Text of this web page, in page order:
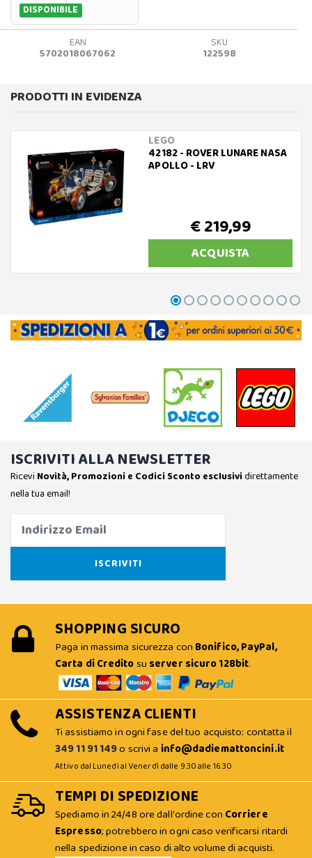
DISPONIBILE
EAN
5702018067062
SKU
122598
PRODOTTI IN EVIDENZA
LEGO
42182 - ROVER LUNARE NASA
APOLLO - LRV
€ 219,99
ACQUISTA
ISCRIVITI ALLA NEWSLETTER
Ricevi Novità, Promozioni e Codici Sconto esclusividirettamente
nella tua email!
SHOPPING SICURO
Paga in massima sicurezza con Bonifico, PayPal,
Carta di Creditosu server sicuro 128bit.
ASSISTENZA CLIENTI
Ti assistiamo in ogni fase del tuo acquisto: contatta il
349 11 91 149o scrivi a info@dadiemattoncini.it
Attivo dal Lunedì al Venerdì dalle 9:30 alle 16:30
TEMPI DI SPEDIZIONE
Spediamo in 24/48 ore dall'ordine con Corriere
Espresso; potrebbero in ogni caso verificarsi ritardi
nella spedizione in caso di alto volume di acquisti.